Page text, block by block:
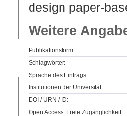
design paper-
Weitere
Publikationsform:
Schlagwörter:
Sprache des Eintrags:
Institutionen der Universität:
DOI / URN / ID:
Open Access: Freie Zugänglichkeit